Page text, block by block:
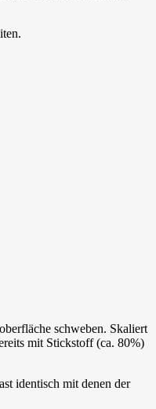
schweben. Skaliert
mit Stickstoff (ca. 80%)
identisch mit denen der